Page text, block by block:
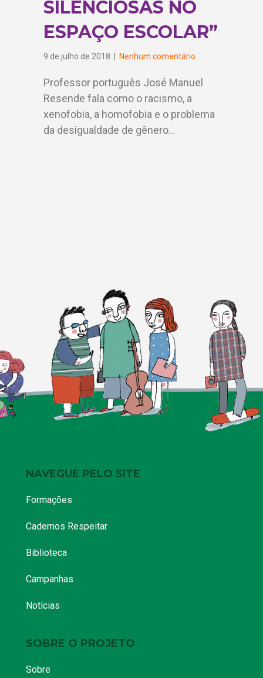
SILENCIOSAS NO
ESPAÇO ESCOLAR”
9 de julho de 2018 Nenhum comentário
Professor português José Manuel
Resende fala como o racismo, a
xenofobia, a homofobia e o problema
da desigualdade de gênero…
NAVEGUE PELO SITE
Formações
Cadernos Respeitar
Biblioteca
Campanhas
Notícias
SOBRE O PROJETO
Sobre